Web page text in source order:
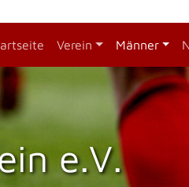
Verein Männer
e.V.